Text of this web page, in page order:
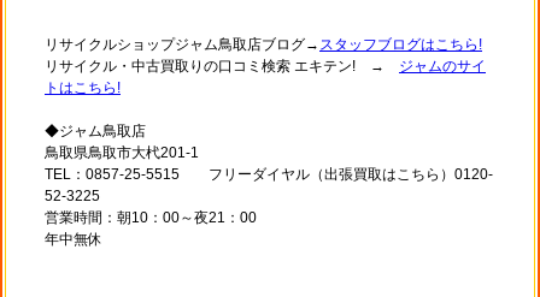
リサイクルショップジャム鳥取店ブログ→ スタッフブログはこちら!
リサイクル・中古買取りの口コミ検索 エキテン! → ジャムのサイ
トはこちら!
◆ジャム鳥取店
鳥取県鳥取市大杙201-1
TEL：0857-25-5515 フリーダイヤル（出張買取はこちら）0120-
52-3225
営業時間：朝10：00～夜21：00
年中無休